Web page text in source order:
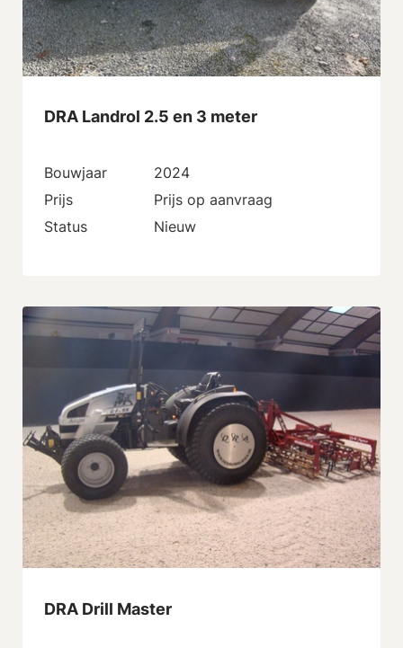
DRA Landrol 2.5 en 3 meter
Bouwjaar
2024
Prijs
Prijs op aanvraag
Status
Nieuw
DRA Drill Master